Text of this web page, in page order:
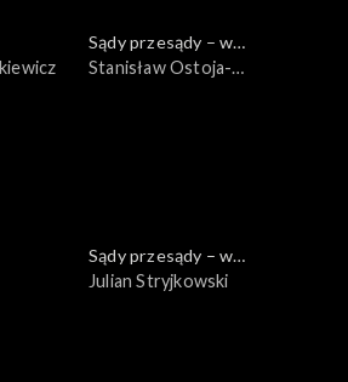
Sądy przesądy – w
powiększeniu
Stanisław Ostoja-
Sądy przesądy – w
powiększeniu
Julian Stryjkowski